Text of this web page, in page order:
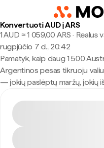
Konvertuoti AUD į ARS
1 AUD ≈ 1 059,00 ARS · Realus
rugpjūčio 7 d., 20:42
Pamatyk, kaip daug 1 500
Argentinos pesas tikruoju
— jokių paslėptų maržų, jokių